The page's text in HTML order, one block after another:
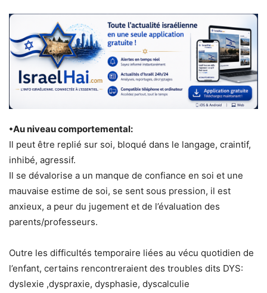
•Au niveau comportemental:
Il peut être replié sur soi, bloqué dans le langage, craintif,
inhibé, agressif.
Il se dévalorise a un manque de confiance en soi et une
mauvaise estime de soi, se sent sous pression, il est
anxieux, a peur du jugement et de l’évaluation des
parents/professeurs.
Outre les difficultés temporaire liées au vécu quotidien de
l’enfant, certains rencontreraient des troubles dits DYS:
dyslexie ,dyspraxie, dysphasie, dyscalculie